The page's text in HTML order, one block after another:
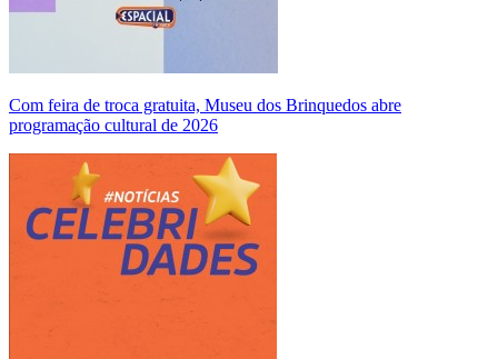
Com feira de troca gratuita, Museu dos Brinquedos abre
programação cultural de 2026